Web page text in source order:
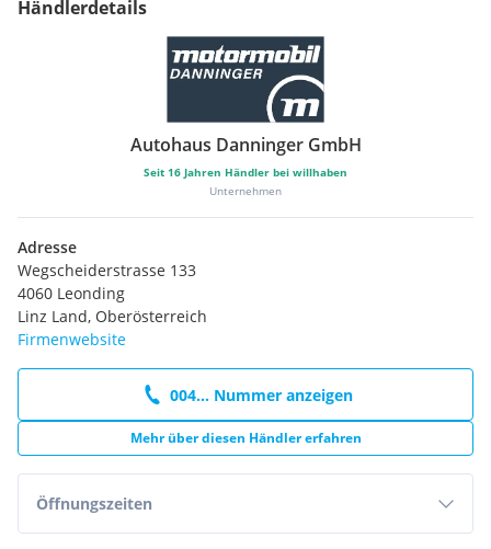
Händlerdetails
Autohaus Danninger GmbH
Seit 16 Jahren Händler bei willhaben
Unternehmen
Adresse
Wegscheiderstrasse 133
4060 Leonding
Linz Land, Oberösterreich
Firmenwebsite
004... Nummer anzeigen
Mehr über diesen Händler erfahren
Öffnungszeiten